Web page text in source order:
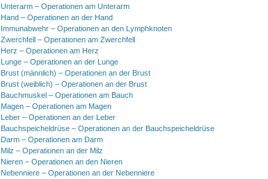
Unterarm – Operationen am Unterarm
Hand – Operationen an der Hand
Immunabwehr – Operationen an den Lymphknoten
Zwerchfell – Operationen am Zwerchfell
Herz – Operationen am Herz
Lunge – Operationen an der Lunge
Brust (männlich) – Operationen an der Brust
Brust (weiblich) – Operationen an der Brust
Bauchmuskel – Operationen am Bauch
Magen – Operationen am Magen
Leber – Operationen an der Leber
Bauchspeicheldrüse – Operationen an der Bauchspeicheldrüse
Darm – Operationen am Darm
Milz – Operationen an der Milz
Nieren – Operationen an den Nieren
Nebenniere – Operationen an der Nebenniere